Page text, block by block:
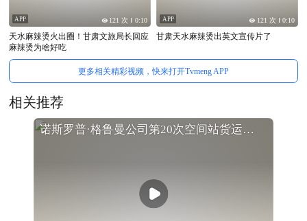
APP 121 次 0:10
天水麻辣烫火出圈！甘肃文旅局长回应
麻辣烫为啥好吃
APP 121 次 0:10
甘肃天水麻辣烫出英文宣传片了
更多相关精彩视频，快来打开Tvmeng APP
相关推荐
诺斯罗普·格鲁曼公司第20次空间站货运任务的发射（美国国家航空航天局官方广播）